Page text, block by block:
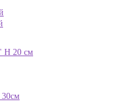
Н 20 см